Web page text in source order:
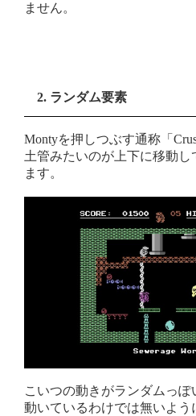
ません。
2. ランダム要素
Montyを押しつぶす通称「
土管みたいのが上下に移動し
ます。
こいつの動きがランダムっ
動いているわけでは無いよう